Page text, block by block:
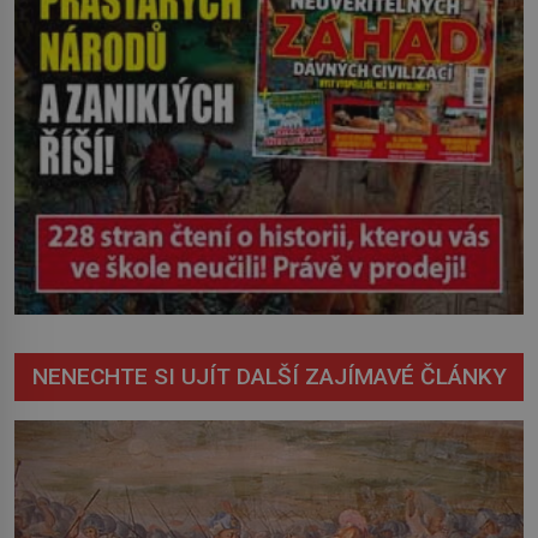
NENECHTE SI UJÍT DALŠÍ ZAJÍMAVÉ ČLÁNKY